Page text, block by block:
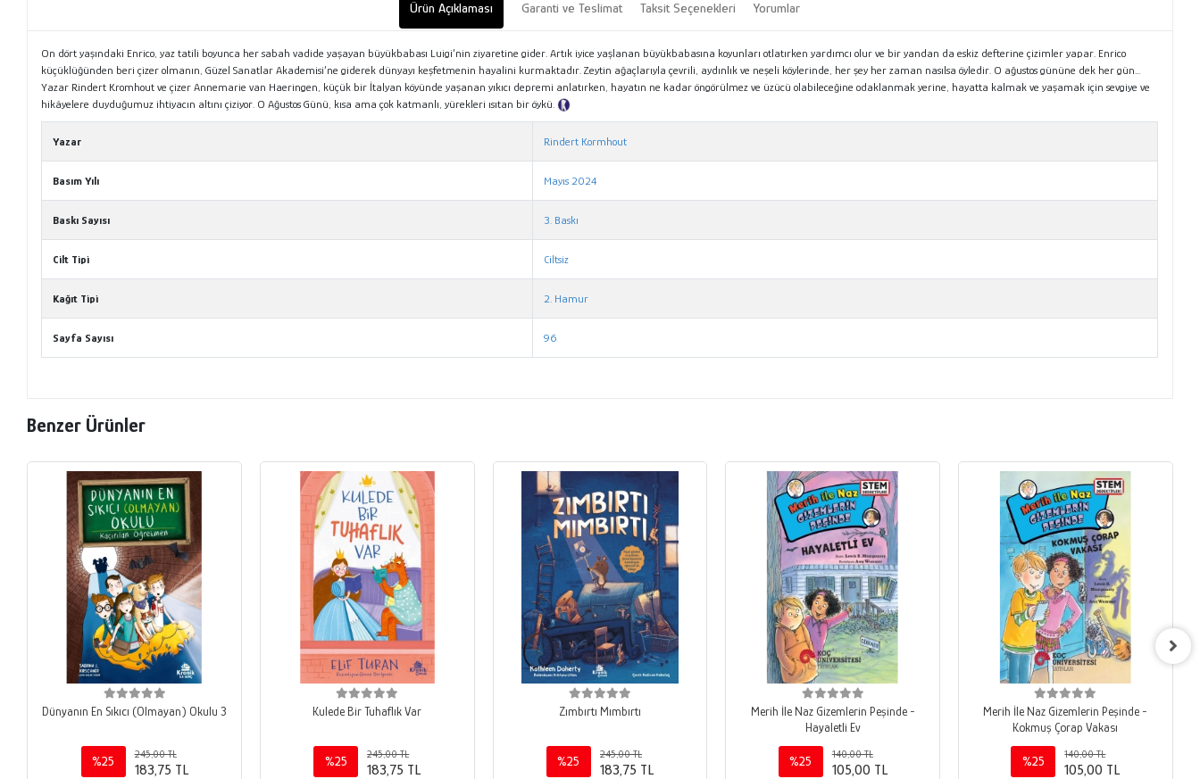
Ürün Açıklaması Garanti ve Teslimat Taksit Seçenekleri Yorumlar
On dört yaşındaki Enrico, yaz tatili boyunca her sabah vadide yaşayan büyükbabası Luigi’nin ziyaretine gider. Artık iyice yaşlanan büyükbabasına koyunları otlatırken yardımcı olur ve bir yandan da eskiz defterine çizimler yapar. Enrico
küçüklüğünden beri çizer olmanın, Güzel Sanatlar Akademisi’ne giderek dünyayı keşfetmenin hayalini kurmaktadır. Zeytin ağaçlarıyla çevrili, aydınlık ve neşeli köylerinde, her şey her zaman nasılsa öyledir. O ağustos gününe dek her gün...
Yazar Rindert Kromhout ve çizer Annemarie van Haeringen, küçük bir İtalyan köyünde yaşanan yıkıcı depremi anlatırken, hayatın ne kadar öngörülmez ve üzücü olabileceğine odaklanmak yerine, hayatta kalmak ve yaşamak için sevgiye ve
hikâyelere duyduğumuz ihtiyacın altını çiziyor. O Ağustos Günü, kısa ama çok katmanlı, yürekleri ısıtan bir öykü.
Yazar Rindert Kormhout
Basım Yılı Mayıs 2024
Baskı Sayısı 3. Baskı
Cilt Tipi Ciltsiz
Kağıt Tipi 2. Hamur
Sayfa Sayısı 96
Benzer Ürünler
Dünyanın En Sıkıcı (Olmayan) Okulu 3
%25
245,00 TL
183,75 TL
Kulede Bir Tuhaflık Var
%25
245,00 TL
183,75 TL
Zımbırtı Mımbırtı
%25
245,00 TL
183,75 TL
Merih İle Naz Gizemlerin Peşinde -
Hayaletli Ev
%25
140,00 TL
105,00 TL
Merih İle Naz Gizemlerin Peşinde -
Kokmuş Çorap Vakası
%25
140,00 TL
105,00 TL